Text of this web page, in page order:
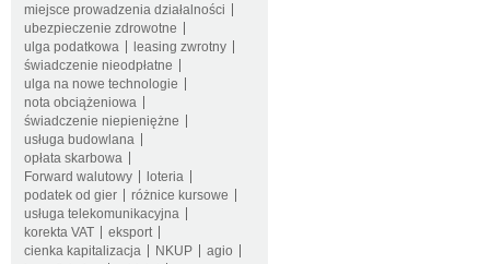
miejsce prowadzenia działalności
ubezpieczenie zdrowotne
ulga podatkowa
leasing zwrotny
świadczenie nieodpłatne
ulga na nowe technologie
nota obciążeniowa
świadczenie niepieniężne
usługa budowlana
opłata skarbowa
Forward walutowy
loteria
podatek od gier
różnice kursowe
usługa telekomunikacyjna
korekta VAT
eksport
cienka kapitalizacja
NKUP
agio